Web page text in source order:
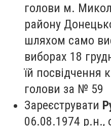
голови м.
району
шляхом само
виборах 18
їй посвідчення
голови за № 59
Зареєструвати
06.08.1974 р.н.,